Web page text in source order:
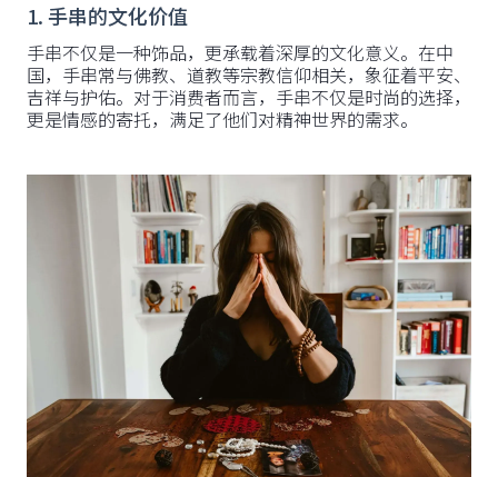
1. 手串的文化价值
手串不仅是一种饰品，更承载着深厚的文化意义。在中
国，手串常与佛教、道教等宗教信仰相关，象征着平安、
吉祥与护佑。对于消费者而言，手串不仅是时尚的选择，
更是情感的寄托，满足了他们对精神世界的需求。